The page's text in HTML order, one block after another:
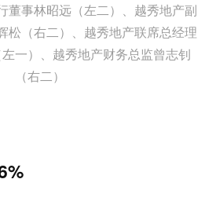
董事林昭远（左二）、越秀地产副
松（右二）、越秀地产联席总经理
一）、越秀地产财务总监曾志钊
（右二）